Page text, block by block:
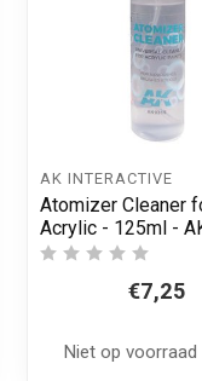
AK INTERACTIVE
Atomizer Cleaner
Acrylic - 125ml -
€7,25
Niet op voorraad